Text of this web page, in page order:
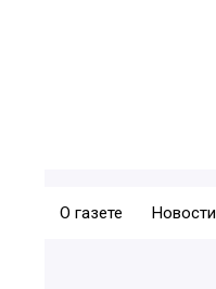
О газете Новости